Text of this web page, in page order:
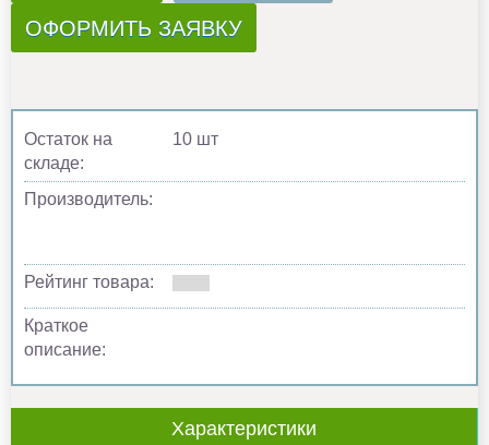
ОФОРМИТЬ ЗАЯВКУ
Остаток на
складе:
10 шт
Производитель:
Рейтинг товара:
Краткое
описание:
Характеристики